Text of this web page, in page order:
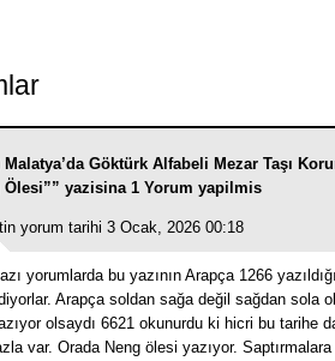
Malatya’da Göktürk Alfabeli Mezar Taşı
Ölesi”” yazisina 1 Yorum yapilmis
yorum tarihi 3 Ocak, 2026 00:18
yorumlarda bu yazının Arapça 1266
Arapça soldan sağa değil sağdan sola
olsaydı 6621 okunurdu ki hicri bu tarihe
var. Orada Neng ölesi yazıyor.